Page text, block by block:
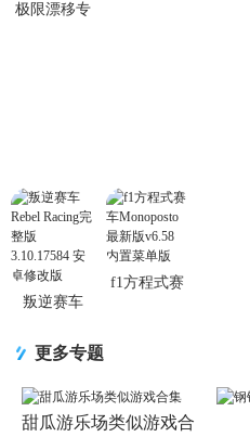
极限漂移专
叛逆赛车
完整版
3.10.17584
安卓修改版
f1方程式赛
更多专题
甜瓜游乐场类似游戏合